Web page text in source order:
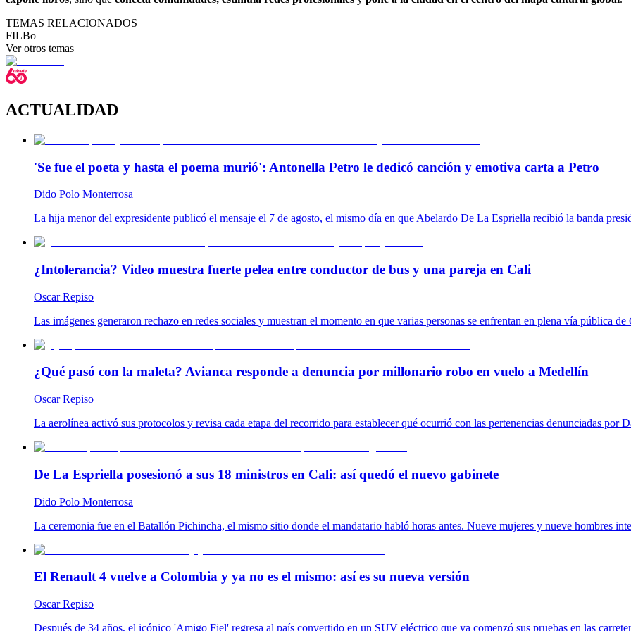
TEMAS RELACIONADOS
FILBo
Ver otros temas
ACTUALIDAD
'Se fue el poeta y hasta el poema murió': Antonella Petro le dedicó canción y emotiva carta a Petro
Dido Polo Monterrosa
La hija menor del expresidente publicó el mensaje el 7 de agosto, el mismo día en que Abelardo De La Espriella recibió la banda
¿Intolerancia? Video muestra fuerte pelea entre conductor de bus y una pareja en Cali
Oscar Repiso
Las imágenes generaron rechazo en redes sociales y muestran el momento en que varias personas se enfrentan en plena vía pública de
¿Qué pasó con la maleta? Avianca responde a denuncia por millonario robo en vuelo a Medellín
Oscar Repiso
La aerolínea activó sus protocolos y revisa cada etapa del recorrido para establecer qué ocurrió con las pertenencias denunciadas por
De La Espriella posesionó a sus 18 ministros en Cali: así quedó el nuevo gabinete
Dido Polo Monterrosa
La ceremonia fue en el Batallón Pichincha, el mismo sitio donde el mandatario habló horas antes. Nueve mujeres y nueve hombres
El Renault 4 vuelve a Colombia y ya no es el mismo: así es su nueva versión
Oscar Repiso
Después de 34 años, el icónico 'Amigo Fiel' regresa al país convertido en un SUV eléctrico que ya comenzó sus pruebas en las